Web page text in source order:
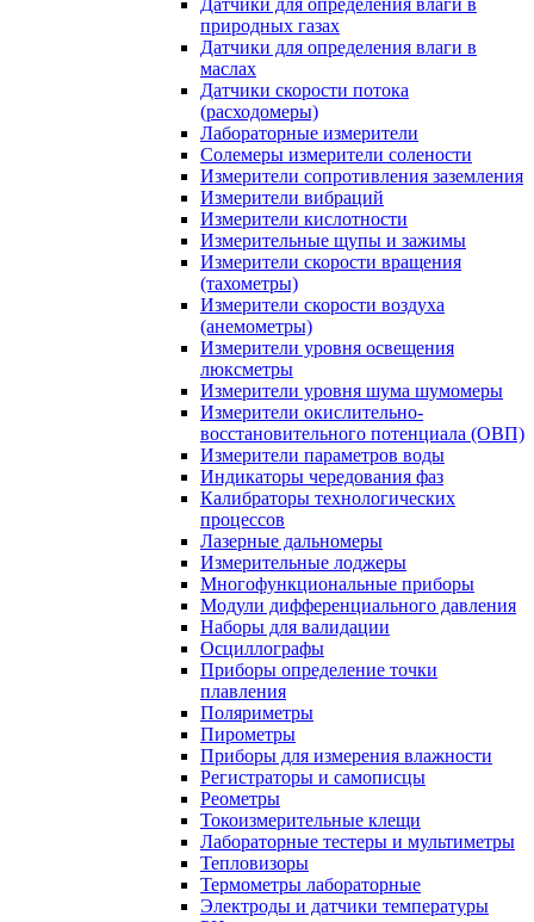
природных газах
Датчики для определения влаги в
маслах
Датчики скорости потока
(расходомеры)
Лабораторные измерители
Солемеры измерители солености
Измерители сопротивления заземления
Измерители вибраций
Измерители кислотности
Измерительные щупы и зажимы
Измерители скорости вращения
(тахометры)
Измерители скорости воздуха
(анемометры)
Измерители уровня освещения
люксметры
Измерители уровня шума шумомеры
Измерители окислительно-
восстановительного потенциала (ОВП)
Измерители параметров воды
Индикаторы чередования фаз
Калибраторы технологических
процессов
Лазерные дальномеры
Измерительные лоджеры
Многофункциональные приборы
Модули дифференциального давления
Наборы для валидации
Осциллографы
Приборы определение точки
плавления
Поляриметры
Пирометры
Приборы для измерения влажности
Регистраторы и самописцы
Реометры
Токоизмерительные клещи
Лабораторные тестеры и мультиметры
Тепловизоры
Термометры лабораторные
Электроды и датчики температуры